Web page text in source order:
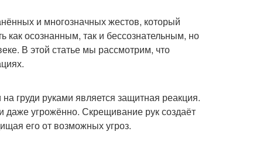
и многозначных жестов, который
осознанным, так и бессознательным, но
В этой статье мы рассмотрим, что
груди руками является защитная реакция.
даже угрожённо. Скрещивание рук создаёт
его от возможных угроз.